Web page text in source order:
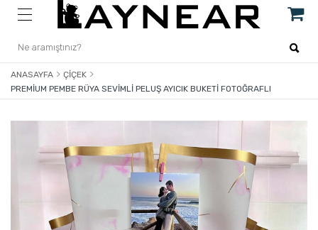
ANASAYFA
ÇIÇEK
PREMIUM PEMBE RÜYA SEVIMLI PELUŞ AYICIK BUKETI FOTOĞRAFLI